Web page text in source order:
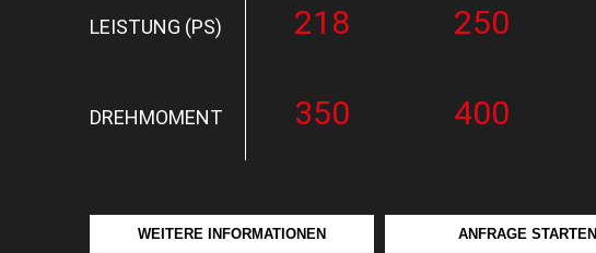
LEISTUNG (PS) 218 250
DREHMOMENT 350 400
WEITERE INFORMATIONEN ANFRAGE STARTEN